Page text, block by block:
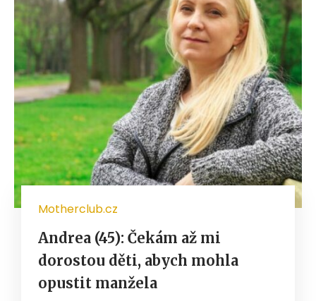
Motherclub.cz
Andrea (45): Čekám až mi
dorostou děti, abych mohla
opustit manžela